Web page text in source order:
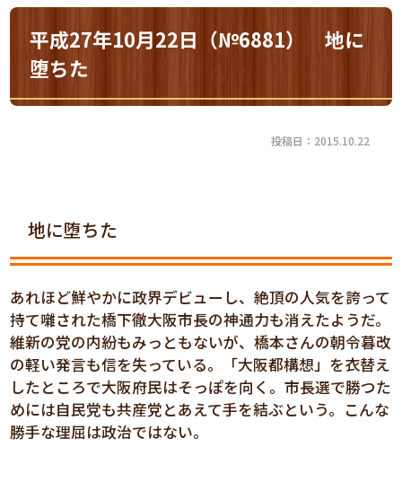
平成27年10月22日（№6881） 地に
堕ちた
投稿日：2015.10.22
地に堕ちた
あれほど鮮やかに政界デビューし、絶頂の人気を誇って
持て囃された橋下徹大阪市長の神通力も消えたようだ。
維新の党の内紛もみっともないが、橋本さんの朝令暮改
の軽い発言も信を失っている。「大阪都構想」を衣替え
したところで大阪府民はそっぽを向く。市長選で勝つた
めには自民党も共産党とあえて手を結ぶという。こんな
勝手な理屈は政治ではない。